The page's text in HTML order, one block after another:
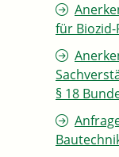
für
§ 18